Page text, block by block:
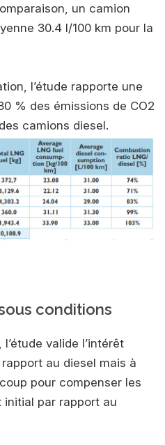
un camion
30.4 l/100 km pour la
l’étude rapporte une
% des émissions de CO2
camions diesel.
conditions
valide l’intérêt
au diesel mais à
pour compenser les
par rapport au